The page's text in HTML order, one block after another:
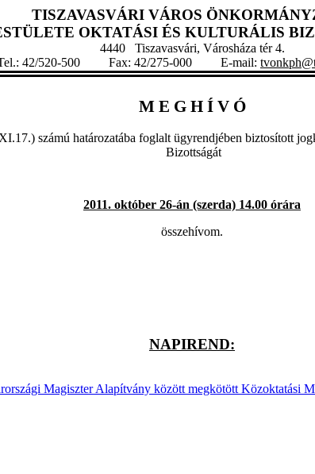
TISZAVASVÁRI VÁROS
OKTATÁSI ÉS KULTURÁLIS
4440 Tiszavasvári, Városháza tér 4.
42/520-500 Fax: 42/275-000 E-mail:
M E G H Í V Ó
számú határozatába foglalt ügyrendjében biztosított
Bizottságát
2011. október 26-án (szerda) 14.00 órára
összehívom.
NAPIREND:
Magiszter Alapítvány között megkötött Közoktatási